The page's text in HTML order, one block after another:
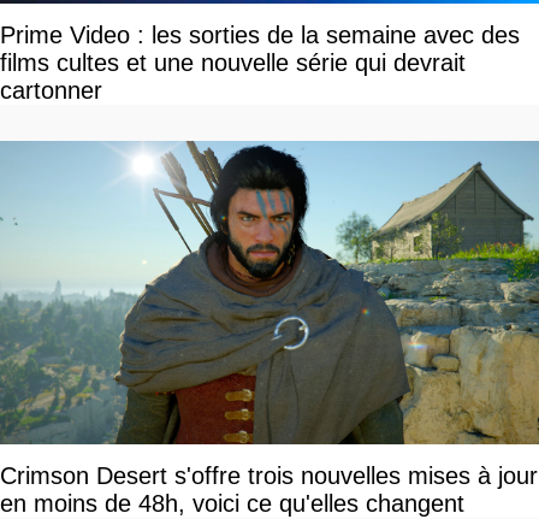
Prime Video : les sorties de la semaine avec des
films cultes et une nouvelle série qui devrait
cartonner
Crimson Desert s'offre trois nouvelles mises à jour
en moins de 48h, voici ce qu'elles changent